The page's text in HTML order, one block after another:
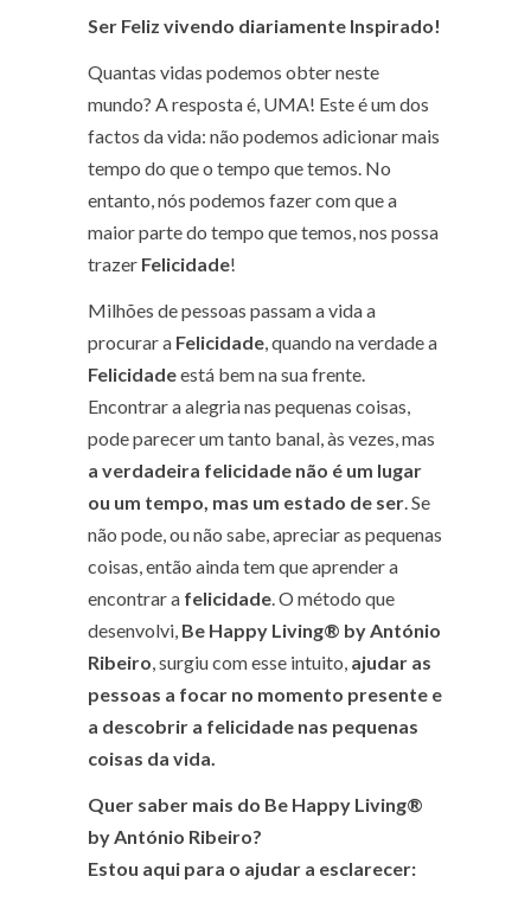
Ser Feliz vivendo diariamente Inspirado!
Quantas vidas podemos obter neste
mundo? A resposta é, UMA! Este é um dos
factos da vida: não podemos adicionar mais
tempo do que o tempo que temos. No
entanto, nós podemos fazer com que a
maior parte do tempo que temos, nos possa
trazer Felicidade!
Milhões de pessoas passam a vida a
procurar a Felicidade, quando na verdade a
Felicidadeestá bem na sua frente.
Encontrar a alegria nas pequenas coisas,
pode parecer um tanto banal, às vezes, mas
a verdadeira felicidade não é um lugar
ou um tempo, mas um estado de ser. Se
não pode, ou não sabe, apreciar as pequenas
coisas, então ainda tem que aprender a
encontrar a felicidade. O método que
desenvolvi, Be Happy Living® by António
Ribeiro, surgiu com esse intuito, ajudar as
pessoas a focar no momento presente e
a descobrir a felicidade nas pequenas
coisas da vida.
Quer saber mais do Be Happy Living®
by António Ribeiro?
Estou aqui para o ajudar a esclarecer: